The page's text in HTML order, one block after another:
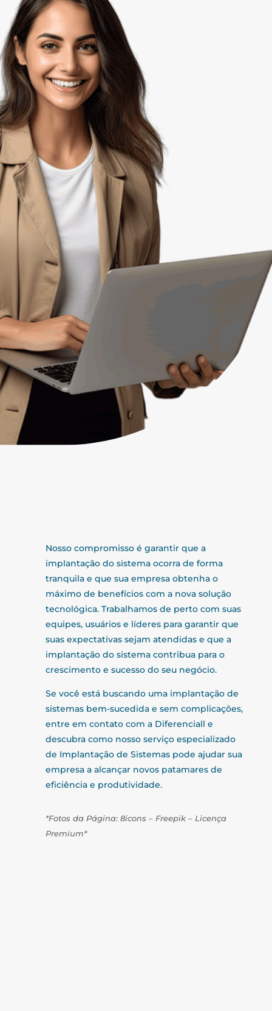
Nosso compromisso é garantir que a
implantação do sistema ocorra de forma
tranquila e que sua empresa obtenha o
máximo de benefícios com a nova solução
tecnológica. Trabalhamos de perto com suas
equipes, usuários e líderes para garantir que
suas expectativas sejam atendidas e que a
implantação do sistema contribua para o
crescimento e sucesso do seu negócio.
Se você está buscando uma implantação de
sistemas bem-sucedida e sem complicações,
entre em contato com a Diferenciall e
descubra como nosso serviço especializado
de Implantação de Sistemas pode ajudar sua
empresa a alcançar novos patamares de
eficiência e produtividade.
*Fotos da Página: 8icons – Freepik – Licença
Premium*